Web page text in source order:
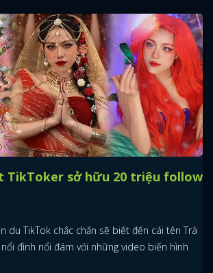
TikToker sở hữu 20 triệu follow
du TikTok chắc chắn sẽ biết đến cái tên Trà
đình nổi đám với những video biến hình